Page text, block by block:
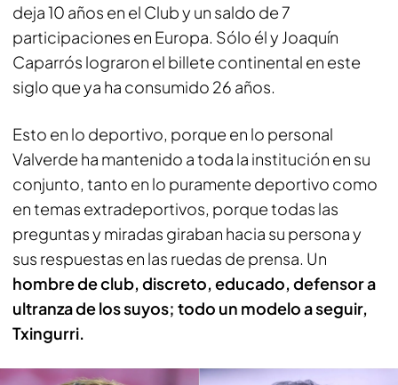
deja 10 años en el Club y un saldo de 7
participaciones en Europa. Sólo él y Joaquín
Caparrós lograron el billete continental en este
siglo que ya ha consumido 26 años.
Esto en lo deportivo, porque en lo personal
Valverde ha mantenido a toda la institución en su
conjunto, tanto en lo puramente deportivo como
en temas extradeportivos, porque todas las
preguntas y miradas giraban hacia su persona y
sus respuestas en las ruedas de prensa. Un
hombre de club, discreto, educado, defensor a
ultranza de los suyos; todo un modelo a seguir,
Txingurri.